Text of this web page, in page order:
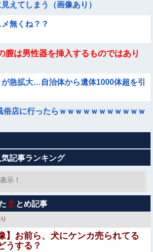
えてしまう（画像あり）
無くね？？
膣は男性器を挿入するものではあり
が急拡大…自治体から遺体1000体超を引
俗店に行ったらｗｗｗｗｗｗｗｗｗｗｗ
『横乳』が見える服装ｗｗｗｗｗｗｗｗ
軽EV「ラッコ」、発売4日で700台受
けこれ売れると思う？他
がキャラデザのエチエチリズムゲーム
同人声優「陽向葵ゅか」が担当
描いた漫画、ガチで怖いwwwww
気記事ランキング
示！
ま とめ記事
】お前ら、犬にケンカ売られてる
うする？